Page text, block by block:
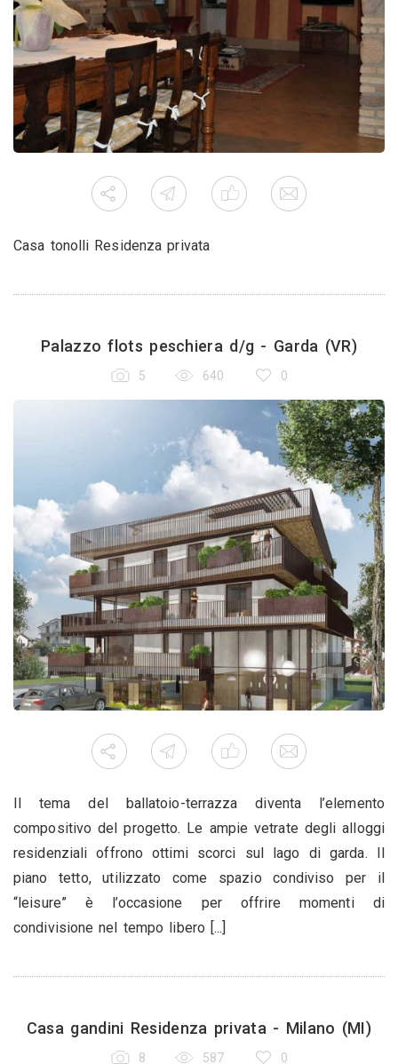
Casa tonolli Residenza privata
Palazzo flots peschiera d/g - Garda (VR)
5 640 0
Il tema del ballatoio-terrazza diventa l’elemento
compositivo del progetto. Le ampie vetrate degli alloggi
residenziali offrono ottimi scorci sul lago di garda. Il
piano tetto, utilizzato come spazio condiviso per il
“leisure” è l’occasione per offrire momenti di
condivisione nel tempo libero [...]
Casa gandini Residenza privata - Milano (MI)
8 587 0